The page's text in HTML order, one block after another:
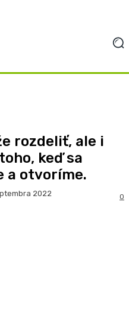
rozdeliť, ale i
keď sa
a otvoríme.
2022 0